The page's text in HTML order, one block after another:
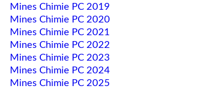
Mines Chimie PC 2019
Mines Chimie PC 2020
Mines Chimie PC 2021
Mines Chimie PC 2022
Mines Chimie PC 2023
Mines Chimie PC 2024
Mines Chimie PC 2025